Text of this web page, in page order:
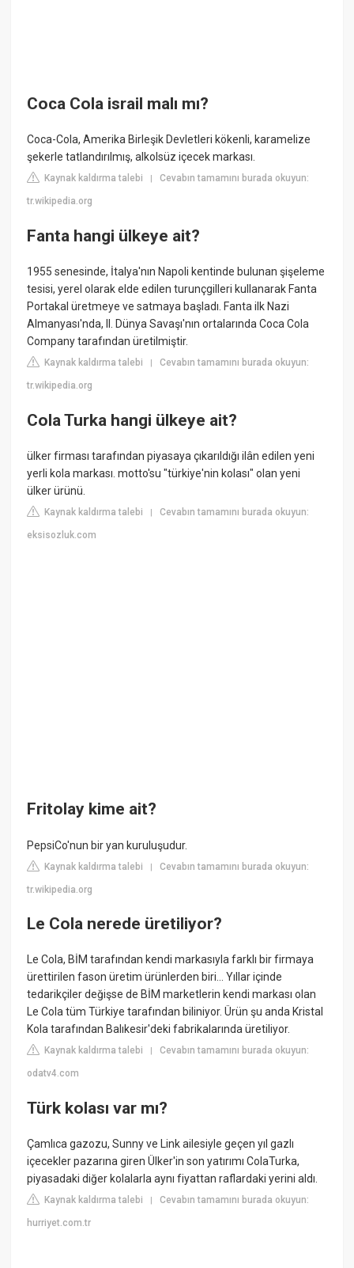
Coca Cola israil malı mı?
Coca-Cola, Amerika Birleşik Devletleri kökenli, karamelize
şekerle tatlandırılmış, alkolsüz içecek markası.
Kaynak kaldırma talebi |Cevabın tamamını burada okuyun:
tr.wikipedia.org
Fanta hangi ülkeye ait?
1955 senesinde, İtalya'nın Napoli kentinde bulunan şişeleme
tesisi, yerel olarak elde edilen turunçgilleri kullanarak Fanta
Portakal üretmeye ve satmaya başladı. Fanta ilk Nazi
Almanyası'nda, II. Dünya Savaşı'nın ortalarında Coca Cola
Company tarafından üretilmiştir.
Kaynak kaldırma talebi |Cevabın tamamını burada okuyun:
tr.wikipedia.org
Cola Turka hangi ülkeye ait?
ülker firması tarafından piyasaya çıkarıldığı ilân edilen yeni
yerli kola markası. motto'su "türkiye'nin kolası" olan yeni
ülker ürünü.
Kaynak kaldırma talebi |Cevabın tamamını burada okuyun:
eksisozluk.com
Fritolay kime ait?
PepsiCo'nun bir yan kuruluşudur.
Kaynak kaldırma talebi |Cevabın tamamını burada okuyun:
tr.wikipedia.org
Le Cola nerede üretiliyor?
Le Cola, BİM tarafından kendi markasıyla farklı bir firmaya
ürettirilen fason üretim ürünlerden biri... Yıllar içinde
tedarikçiler değişse de BİM marketlerin kendi markası olan
Le Cola tüm Türkiye tarafından biliniyor. Ürün şu anda Kristal
Kola tarafından Balıkesir'deki fabrikalarında üretiliyor.
Kaynak kaldırma talebi |Cevabın tamamını burada okuyun:
odatv4.com
Türk kolası var mı?
Çamlıca gazozu, Sunny ve Link ailesiyle geçen yıl gazlı
içecekler pazarına giren Ülker'in son yatırımı ColaTurka,
piyasadaki diğer kolalarla aynı fiyattan raflardaki yerini aldı.
Kaynak kaldırma talebi |Cevabın tamamını burada okuyun:
hurriyet.com.tr